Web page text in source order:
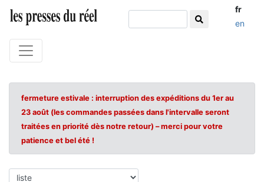
fr
en
fermeture estivale : interruption des expéditions du 1er au
23 août (les commandes passées dans l'intervalle seront
traitées en priorité dès notre retour) – merci pour votre
patience et bel été !